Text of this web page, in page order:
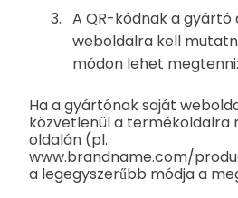
A QR-kódnak a
weboldalra kell
módon lehet megtenni:
Ha a gyártónak saját
közvetlenül a termékoldalra
oldalán (pl.
www.brandname.com/
a legegyszerűbb módja a